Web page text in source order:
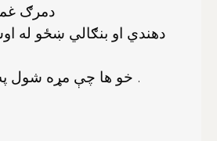
دمرګ
دهندي او بنګالي ښځو له
خو ها چې مړه شول په دې نه پوهيږي .